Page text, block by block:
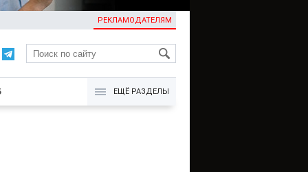
РЕКЛАМОДАТЕЛЯМ
KG
ЕЩЁ РАЗДЕЛЫ